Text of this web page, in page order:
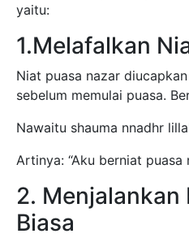
yaitu:
1.Melafalkan
Niat puasa nazar
sebelum memulai puasa.
Nawaitu shauma nnadhr
Artinya: “Aku berniat puasa
2. Menjalankan
Biasa